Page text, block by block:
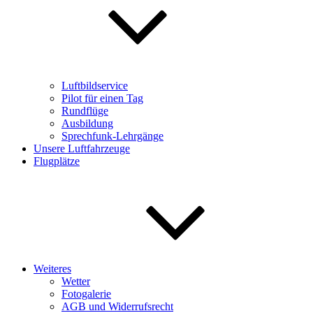
Luftbildservice
Pilot für einen Tag
Rundflüge
Ausbildung
Sprechfunk-Lehrgänge
Unsere Luftfahrzeuge
Flugplätze
Weiteres
Wetter
Fotogalerie
AGB und Widerrufsrecht